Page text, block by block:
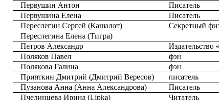
Первушин Антон
Писатель
Первушина Елена
Писатель
Переслегин Сергей (Кашалот)
Секретный
Переслегина Елена (Тигра)
Петров Александр
Издательство
Поляков Павел
фэн
Полякова Галина
фэн
Прияткин Дмитрий (Дмитрий Вересов)
писатель
Пузанова Анна (Анна Александрова)
Писатель
Пчелинцева Ирина (Lipka)
Читатель